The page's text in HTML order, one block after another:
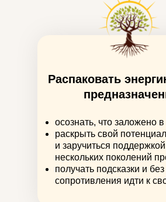
осознать, что заложено
раскрыть свой потенциал
и заручиться поддержкой
нескольких поколений
получать подсказки и без
сопротивления идти к
Распаковать